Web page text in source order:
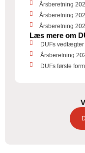
Årsberetning
Årsberetning
Årsberetning
Læs mere om
DUFs vedtægter
Årsberetning
DUFs første